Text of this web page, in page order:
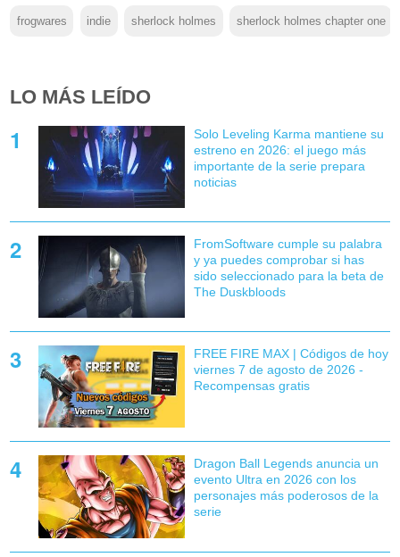
frogwares indie sherlock holmes sherlock holmes chapter one
LO MÁS LEÍDO
Solo Leveling Karma mantiene su
estreno en 2026: el juego más
importante de la serie prepara
noticias
FromSoftware cumple su palabra
y ya puedes comprobar si has
sido seleccionado para la beta de
The Duskbloods
FREE FIRE MAX | Códigos de hoy
viernes 7 de agosto de 2026 -
Recompensas gratis
Dragon Ball Legends anuncia un
evento Ultra en 2026 con los
personajes más poderosos de la
serie